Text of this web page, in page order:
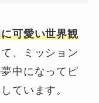
可愛い世界観
、ミッション
中になってピ
ています。